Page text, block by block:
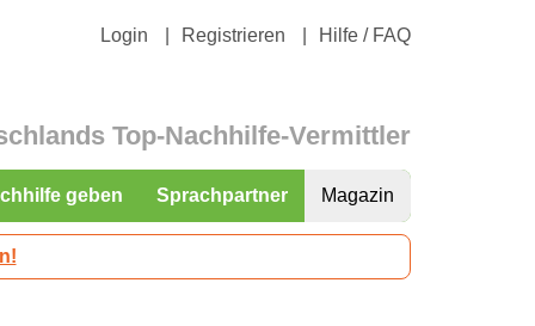
Login Registrieren Hilfe / FAQ
Top-Nachhilfe-Vermittler
geben Sprachpartner Magazin